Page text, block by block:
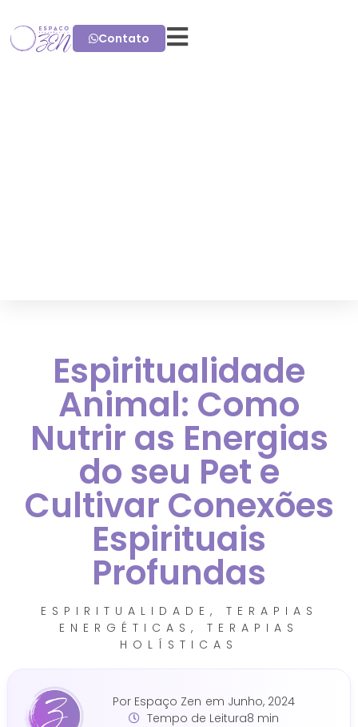
Contato
Espiritualidade
Animal: Como
Nutrir as Energias
do seu Pet e
Cultivar Conexões
Espirituais
Profundas
ESPIRITUALIDADE , TERAPIAS
ENERGÉTICAS , TERAPIAS
HOLÍSTICAS
Por Espaço Zen em Junho, 2024
Tempo de Leitura8 min